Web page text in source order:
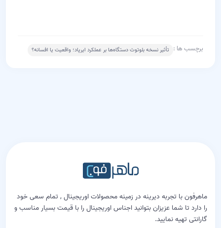
برچسب ها : تأثیر نسخه بلوتوث دستگاه‌ها بر عملکرد ایرپاد؛ واقعیت یا افسانه؟
ماهرفون با تجربه دیرینه در زمینه محصولات اوریجینال , تمام سعی خود
را دارد تا شما عزیزان بتوانید اجناس اوریجینال را با قیمت بسیار مناسب و
گارانتی تهیه نمایید.